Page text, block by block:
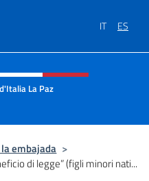
IT ES
web,
La Paz
la embajada >
di legge” (figli minori nati...